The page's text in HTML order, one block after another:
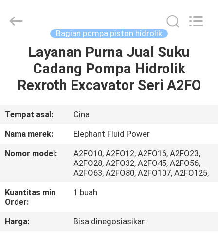
RUMAH
PRODUK
TENTANG
KAMI
TUR
KONTROL
KUALITAS
Power
Co.,Ltd.
Bagian pompa piston hidrolik
Layanan Purna Jual Suku
Cadang Pompa Hidrolik
Rexroth Excavator Seri A2FO
Tempat asal:
Cina
Nama merek:
Elephant Fluid Power
Nomor model:
A2FO10, A2FO12, A2FO16, A2FO23,
A2FO28, A2FO32, A2FO45, A2FO56,
A2FO63, ​​A2FO80, A2FO107, A2FO125,
Kuantitas min
Order:
1 buah
Harga:
Bisa dinegosiasikan